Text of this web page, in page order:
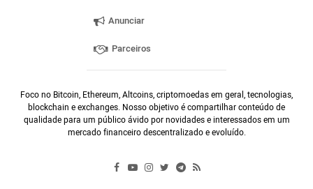
Anunciar
Parceiros
Foco no Bitcoin, Ethereum, Altcoins, criptomoedas em geral, tecnologias,
blockchain e exchanges. Nosso objetivo é compartilhar conteúdo de
qualidade para um público ávido por novidades e interessados em um
mercado financeiro descentralizado e evoluído.